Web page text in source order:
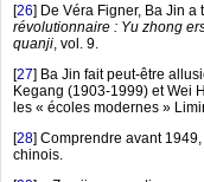
[26] De Véra Figner, Ba Jin
révolutionnaire : Yu zhong
quanji, vol. 9.
[27] Ba Jin fait peut-être
Kegang (1903-1999) et Wei
les « écoles modernes »
[28] Comprendre avant
chinois.